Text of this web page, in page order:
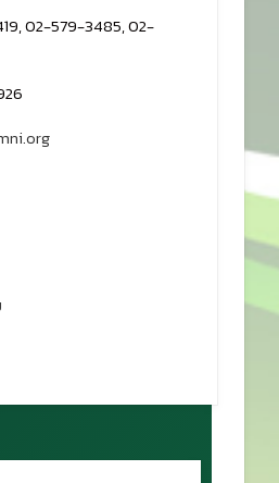
02-579-3485, 02-